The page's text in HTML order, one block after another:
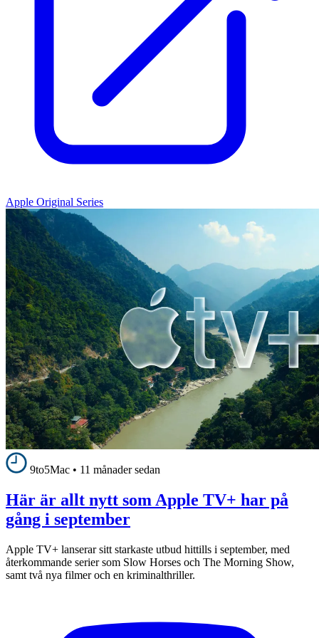
Apple Original Series
9to5Mac • 11 månader sedan
Här är allt nytt som Apple TV+ har på
gång i september
Apple TV+ lanserar sitt starkaste utbud hittills i september, med
återkommande serier som Slow Horses och The Morning Show,
samt två nya filmer och en kriminalthriller.